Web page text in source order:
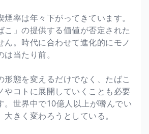
率は年々下がってきています。
こ」の提供する価値が否定された
ん。時代に合わせて進化的にモノ
当たり前。
形態を変えるだけでなく、たばこ
やコトに展開していくことも必要
。世界中で10億人以上が嗜んでい
きく変わろうとしている。